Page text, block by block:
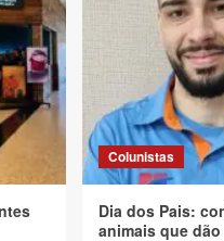
Colunistas
Dia dos Pais:
animais que